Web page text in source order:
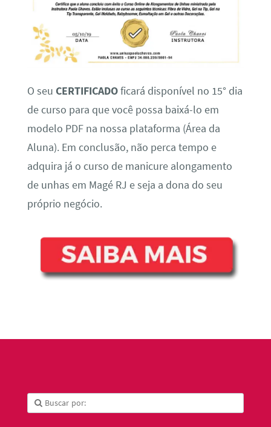
O seu CERTIFICADOficará disponível no 15° dia
de curso para que você possa baixá-lo em
modelo PDF na nossa plataforma (Área da
Aluna). Em conclusão, não perca tempo e
adquira já o curso de manicure alongamento
de unhas em Magé RJ e seja a dona do seu
próprio negócio.